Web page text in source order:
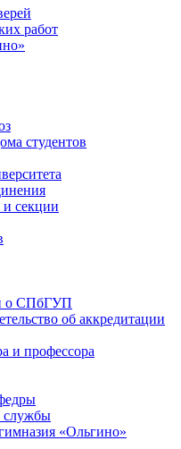
работ
студентов
секции
о СПбГУП
об аккредитации
и профессора
службы
«Ольгино»